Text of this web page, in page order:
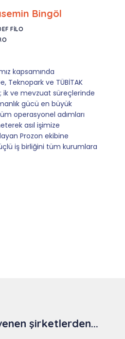
Kural
YÖNETICISI
ve izleme adımlarında
yönlendirme sayesinde artık
kaygı ve tam güvenle
bizim için asıl değerli
her an ulaşılabilir
aldığımız hızlı geri
şirketlerden...